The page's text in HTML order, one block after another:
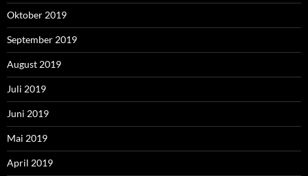
Oktober 2019
September 2019
August 2019
Juli 2019
Juni 2019
Mai 2019
April 2019